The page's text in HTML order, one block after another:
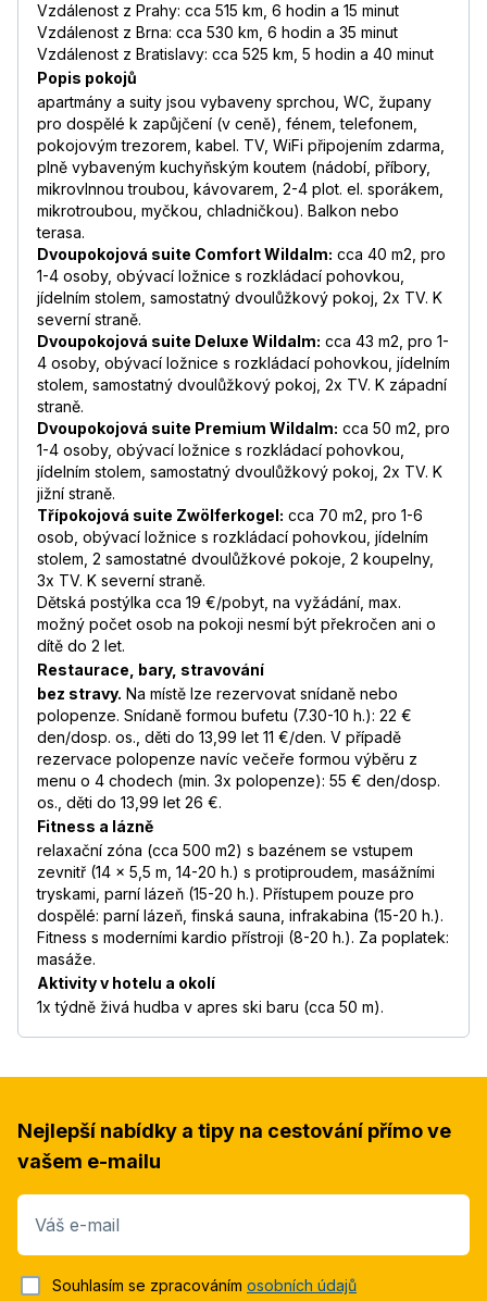
Vzdálenost z Prahy: cca 515 km, 6 hodin a 15 minut
Vzdálenost z Brna: cca 530 km, 6 hodin a 35 minut
Vzdálenost z Bratislavy: cca 525 km, 5 hodin a 40 minut
Popis pokojů
apartmány a suity jsou vybaveny sprchou, WC, župany
pro dospělé k zapůjčení (v ceně), fénem, telefonem,
pokojovým trezorem, kabel. TV, WiFi připojením zdarma,
plně vybaveným kuchyňským koutem (nádobí, příbory,
mikrovlnnou troubou, kávovarem, 2-4 plot. el. sporákem,
mikrotroubou, myčkou, chladničkou). Balkon nebo
terasa.
Dvoupokojová suite Comfort Wildalm: cca 40 m2, pro
1-4 osoby, obývací ložnice s rozkládací pohovkou,
jídelním stolem, samostatný dvoulůžkový pokoj, 2x TV. K
severní straně.
Dvoupokojová suite Deluxe Wildalm: cca 43 m2, pro 1-
4 osoby, obývací ložnice s rozkládací pohovkou, jídelním
stolem, samostatný dvoulůžkový pokoj, 2x TV. K západní
straně.
Dvoupokojová suite Premium Wildalm: cca 50 m2, pro
1-4 osoby, obývací ložnice s rozkládací pohovkou,
jídelním stolem, samostatný dvoulůžkový pokoj, 2x TV. K
jižní straně.
Třípokojová suite Zwölferkogel: cca 70 m2, pro 1-6
osob, obývací ložnice s rozkládací pohovkou, jídelním
stolem, 2 samostatné dvoulůžkové pokoje, 2 koupelny,
3x TV. K severní straně.
Dětská postýlka cca 19 €/pobyt, na vyžádání, max.
možný počet osob na pokoji nesmí být překročen ani o
dítě do 2 let.
Restaurace, bary, stravování
bez stravy. Na místě lze rezervovat snídaně nebo
polopenze. Snídaně formou bufetu (7.30-10 h.): 22 €
den/dosp. os., děti do 13,99 let 11 €/den. V případě
rezervace polopenze navíc večeře formou výběru z
menu o 4 chodech (min. 3x polopenze): 55 € den/dosp.
os., děti do 13,99 let 26 €.
Fitness a lázně
relaxační zóna (cca 500 m2) s bazénem se vstupem
zevnitř (14 x 5,5 m, 14-20 h.) s protiproudem, masážními
tryskami, parní lázeň (15-20 h.). Přístupem pouze pro
dospělé: parní lázeň, finská sauna, infrakabina (15-20 h.).
Fitness s moderními kardio přístroji (8-20 h.). Za poplatek:
masáže.
Aktivity v hotelu a okolí
1x týdně živá hudba v apres ski baru (cca 50 m).
Nejlepší nabídky a tipy na cestování přímo ve
vašem e-mailu
Váš e-mail
Souhlasím se zpracováním osobních údajů